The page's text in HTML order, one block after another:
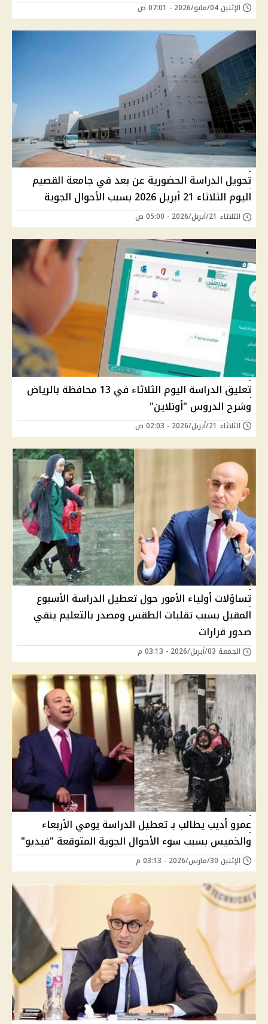
الإثنين 04/مايو/2026 - 07:01 ص
تحويل الدراسة الحضورية عن بعد في جامعة القصيم
اليوم الثلاثاء 21 أبريل 2026 بسبب الأحوال الجوية
الثلاثاء 21/أبريل/2026 - 05:00 ص
تعليق الدراسة اليوم الثلاثاء في 13 محافظة بالرياض
وشرح الدروس "أونلاين"
الثلاثاء 21/أبريل/2026 - 02:03 ص
تساؤلات أولياء الأمور حول تعطيل الدراسة الأسبوع
المقبل بسبب تقلبات الطقس ومصدر بالتعليم ينفي
صدور قرارات
الجمعة 03/أبريل/2026 - 03:13 م
عمرو أديب يطالب بـ تعطيل الدراسة يومي الأربعاء
والخميس بسبب سوء الأحوال الجوية المتوقعة "فيديو"
الإثنين 30/مارس/2026 - 03:13 م